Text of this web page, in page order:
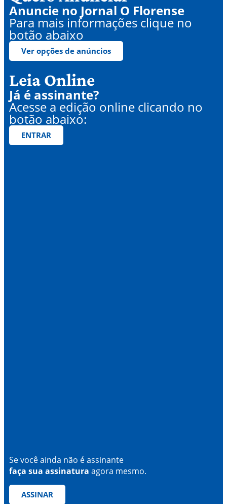
Anuncie no Jornal O Florense
Para mais informações clique no
botão abaixo
Ver opções de anúncios
Leia Online
Já é assinante?
Acesse a edição online clicando no
botão abaixo:
ENTRAR
Se você ainda não é assinante
faça sua assinatura agora mesmo.
ASSINAR